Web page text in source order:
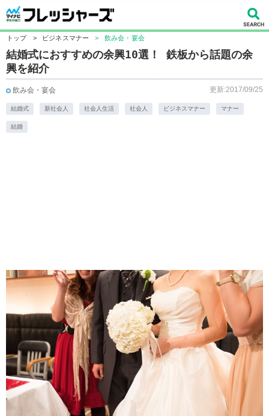
トップ > ビジネスマナー > 飲み会・宴会
結婚式におすすめの余興10選！ 鉄板から話題の余
興を紹介
飲み会・宴会 更新:2017/09/25
結婚式 新社会人 社会人生活 社会人 ビジネスマナー マナー
結婚